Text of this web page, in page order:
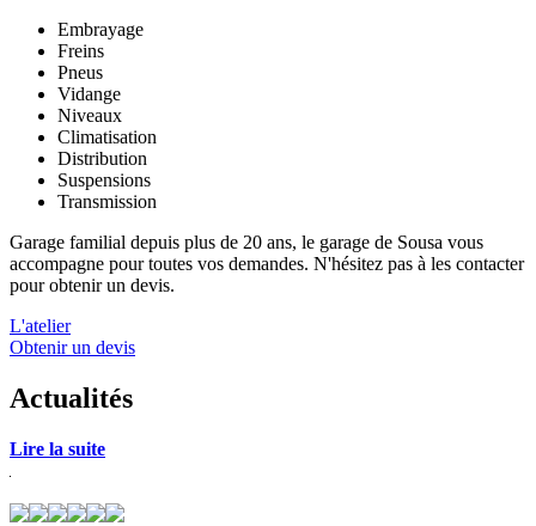
Embrayage
Freins
Pneus
Vidange
Niveaux
Climatisation
Distribution
Suspensions
Transmission
Garage familial depuis plus de 20 ans, le garage de Sousa vous
accompagne pour toutes vos demandes. N'hésitez pas à les contacter
pour obtenir un devis.
L'atelier
Obtenir un devis
Actualités
Lire la suite